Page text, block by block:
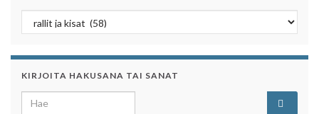
Kategoriaa klikkaamalla näet sen artikkelit
KIRJOITA HAKUSANA TAI SANAT
Search for: